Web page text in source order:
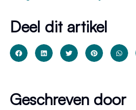
Deel dit artikel
Geschreven door